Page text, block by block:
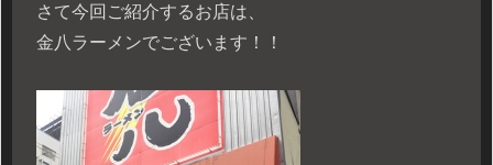
さて今回ご紹介するお店は、
金八ラーメンでございます！！